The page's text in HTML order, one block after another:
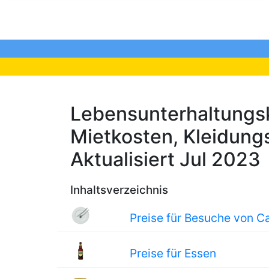
Mietkosten,
Aktualisiert Jul 2023
Inhaltsverzeichnis
Preise für Besuche von
Preise für Essen